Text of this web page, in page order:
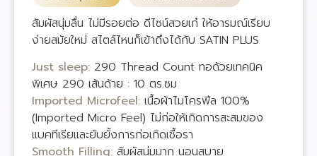
สัมผัสนุ่มลื่น ไม่มีรอยต่อ ดีไซน์สวยเก๋ ให้อารมณ์เรียบ
ง่ายสมัยใหม่ สไตล์ไหนก็เข้าถึงได้กับ SATIN PLUS
Just sleep: 290 Thread Count ทอด้วยเทคนิค
พิเศษ 290 เส้นด้าย : 10 ตร.ซม
Imported Microfeel: เนื้อผ้าไมโครฟีล 100%
(Imported Micro Feel) ไม่ก่อให้เกิดการสะสมของ
แบคทีเรียและยับยั้งการก่อเกิดเชื้อรา
Smooth Filling: สัมผัสนุ่มมาก นอนสบาย